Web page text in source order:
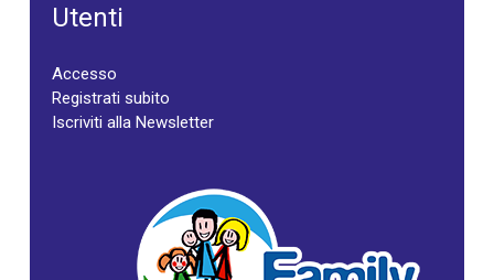
Utenti
Accesso
Registrati subito
Iscriviti alla Newsletter